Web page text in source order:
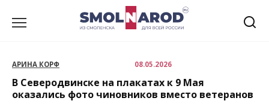
АРИНА КОРФ 08.05.2026
В Северодвинске на плакатах к 9 Мая
оказались фото чиновников вместо ветеранов